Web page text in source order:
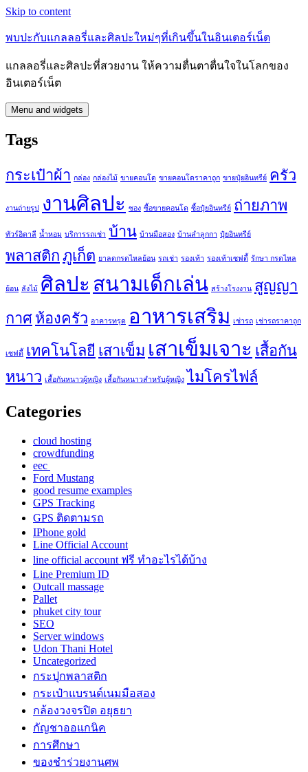
Skip to content
พบปะกับแกลลอรี่และศิลปะใหม่ๆที่เกินขึ้นในอินเตอร์เน็ต
แกลลอรี่และศิลปะที่สวยงาน ให้ความตื่นตาตื่นใจในโลกของ
อินเตอร์เน็ต
Menu and widgets
Tags
กระเป๋าผ้า กล่อง กล่องไม้ ขายคอนโด ขายคอนโดราคาถูก ขายปุ๋ยอินทรีย์ ครัว
งานถ่ายรูป งานศิลปะ ซอง ซื้อขายคอนโด ซื้อปุ๋ยอินทรีย์ ถ่ายภาพ
ทัวร์อิตาลี น้ำหอม บริการรถเช่า บ้าน บ้านมือสอง บ้านลำลูกกา ปุ๋ยอินทรีย์
พลาสติก ภูเก็ต ยาลดกรดไหลย้อน รถเช่า รองเท้า รองเท้าเซฟตี้ รักษา กรดไหล
ย้อน ลังไม้ ศิลปะ สนามเด็กเล่น สร้างโรงงาน สูญญา
กาศ ห้องครัว อาคารทรุด อาหารเสริม เช่ารถ เช่ารถราคาถูก
เซฟตี้ เทคโนโลยี เสาเข็ม เสาเข็มเจาะ เสื้อกัน
หนาว เสื้อกันหนาวผู้หญิง เสื้อกันหนาวสำหรับผู้หญิง ไมโครไฟล์
Categories
cloud hosting
crowdfunding
eec
Ford Mustang
good resume examples
GPS Tracking
GPS ติดตามรถ
IPhone gold
Line Official Account
line official account ฟรี ทําอะไรได้บ้าง
Line Premium ID
Outcall massage
Pallet
phuket city tour
SEO
Server windows
Udon Thani Hotel
Uncategorized
กระปุกพลาสติก
กระเป๋าแบรนด์เนมมือสอง
กล้องวงจรปิด อยุธยา
กัญชาออแกนิค
การศึกษา
ของชำร่วยงานศพ